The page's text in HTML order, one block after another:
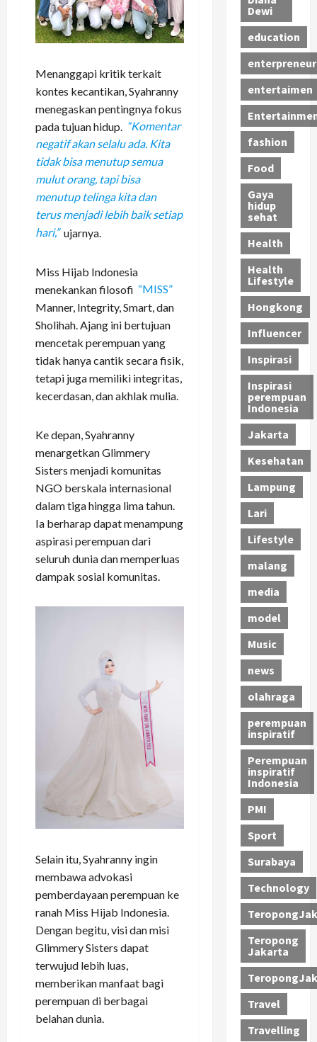
Menanggapi kritik terkait
kontes kecantikan, Syahranny
menegaskan pentingnya fokus
pada tujuan hidup.
“Komentar
negatif akan selalu ada. Kita
tidak bisa menutup semua
mulut orang, tapi bisa
menutup telinga kita dan
terus menjadi lebih baik setiap
hari,” ujarnya.
Miss Hijab Indonesia
menekankan filosofi “MISS”
Manner, Integrity, Smart, dan
Sholihah. Ajang ini bertujuan
mencetak perempuan yang
tidak hanya cantik secara fisik,
tetapi juga memiliki integritas,
kecerdasan, dan akhlak mulia.
Ke depan, Syahranny
menargetkan Glimmery
Sisters menjadi komunitas
NGO berskala internasional
dalam tiga hingga lima tahun.
Ia berharap dapat menampung
aspirasi perempuan dari
seluruh dunia dan memperluas
dampak sosial komunitas.
Selain itu, Syahranny ingin
membawa advokasi
pemberdayaan perempuan ke
ranah Miss Hijab Indonesia.
Dengan begitu, visi dan misi
Glimmery Sisters dapat
terwujud lebih luas,
memberikan manfaat bagi
perempuan di berbagai
belahan dunia.
Dewi
education
enterpreneur
entertaimen
fashion
Food
Gaya
hidup
sehat
Health
Health
Lifestyle
Hongkong
Influencer
Inspirasi
Inspirasi
perempuan
Indonesia
Jakarta
Kesehatan
Lampung
Lari
Lifestyle
malang
media
model
Music
news
olahraga
perempuan
inspiratif
Perempuan
inspiratif
Indonesia
PMI
Sport
Surabaya
Technology
Teropong
Jakarta
Travel
Travelling